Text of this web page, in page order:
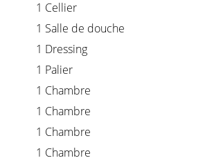
1 Cellier
1 Salle de douche
1 Dressing
1 Palier
1 Chambre
1 Chambre
1 Chambre
1 Chambre